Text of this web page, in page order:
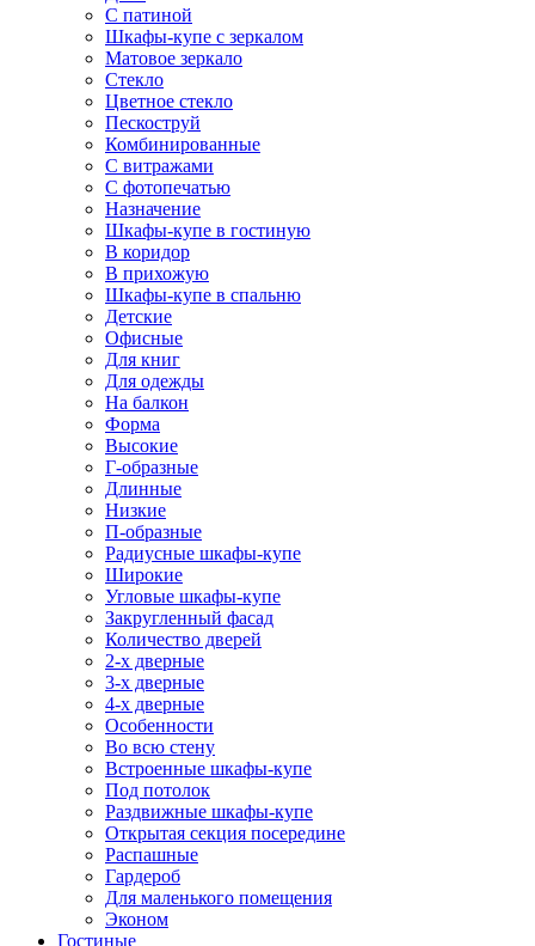
С патиной
Шкафы-купе с зеркалом
Матовое зеркало
Стекло
Цветное стекло
Пескоструй
Комбинированные
С витражами
С фотопечатью
Назначение
Шкафы-купе в гостиную
В коридор
В прихожую
Шкафы-купе в спальню
Детские
Офисные
Для книг
Для одежды
На балкон
Форма
Высокие
Г-образные
Длинные
Низкие
П-образные
Радиусные шкафы-купе
Широкие
Угловые шкафы-купе
Закругленный фасад
Количество дверей
2-х дверные
3-х дверные
4-х дверные
Особенности
Во всю стену
Встроенные шкафы-купе
Под потолок
Раздвижные шкафы-купе
Открытая секция посередине
Распашные
Гардероб
Для маленького помещения
Эконом
Гостиные